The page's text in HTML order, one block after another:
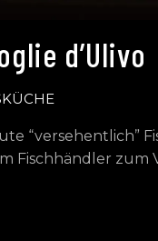
d’Ulivo
“versehentlich”
Fischhändler zum